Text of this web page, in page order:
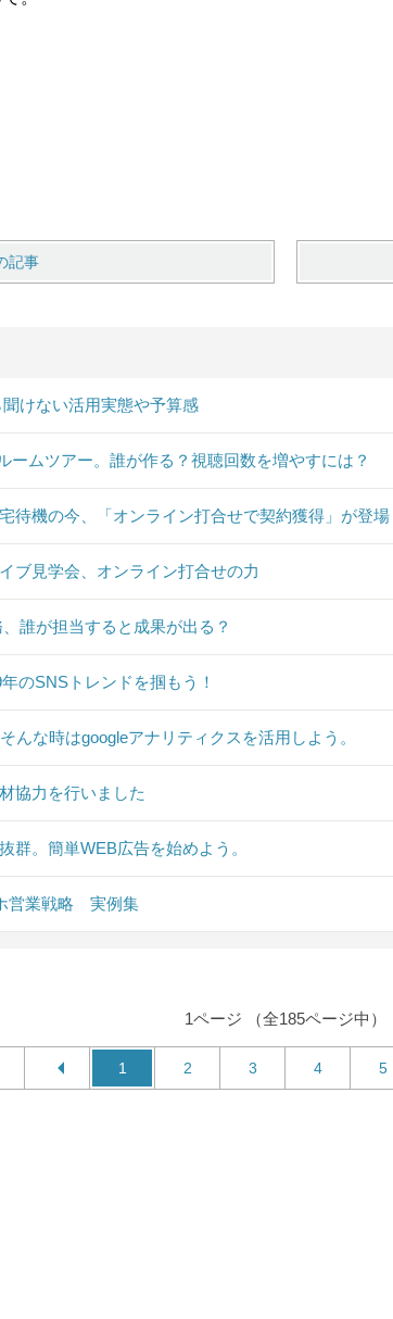
記事
けない活用実態や予算感
ームツアー。誰が作る？視聴回数を増やすには？
待機の今、「オンライン打合せで契約獲得」が登
ブ見学会、オンライン打合せの力
誰が担当すると成果が出る？
のSNSトレンドを掴もう！
んな時はgoogleアナリティクスを活用しよう。
協力を行いました
群。簡単WEB広告を始めよう。
営業戦略 実例集
1ページ （全185ページ中）
1 2 3 4 5